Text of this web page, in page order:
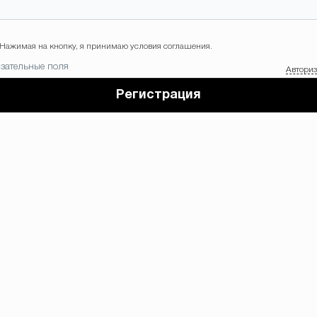
Нажимая на кнопку, я принимаю условия соглашения.
поля